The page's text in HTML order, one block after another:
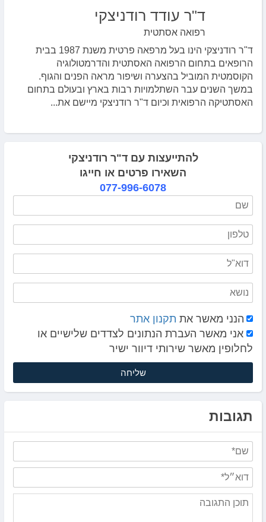
ד"ר עודד רודניצקי
רפואה אסתטית
ד"ר רודניצקי הינו בעל מרפאה פרטית משנת 1987 בבית
הרופאים בתחום הרפואה האסתטית והדרמטולוגיה
הקוסמטית המוביל בהצערה ושיפור מראה הפנים והגוף.
במשך השנים עבר השתלמויות רבות בארץ ובעולם בתחום
האסתטיקה הרפואית וכיום ד"ר רודניצקי מיישם את...
להתייעצות עם ד"ר רודניצקי
השאירו פרטים או חייגו
077-996-6078
הנני מאשר את תקנון אתר
אני מאשר העברת הנתונים לצדדים שלישיים או
לחלופין מאשר שירותי דיוור ישיר
תגובות